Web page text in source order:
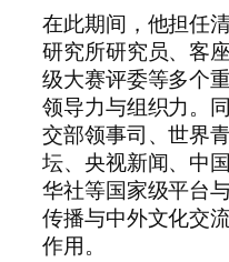
在此期间，他担任
研究所研究员、客
级大赛评委等多个
领导力与组织力。
交部领事司、世界
坛、央视新闻、中
华社等国家级平台
传播与中外文化交
作用。